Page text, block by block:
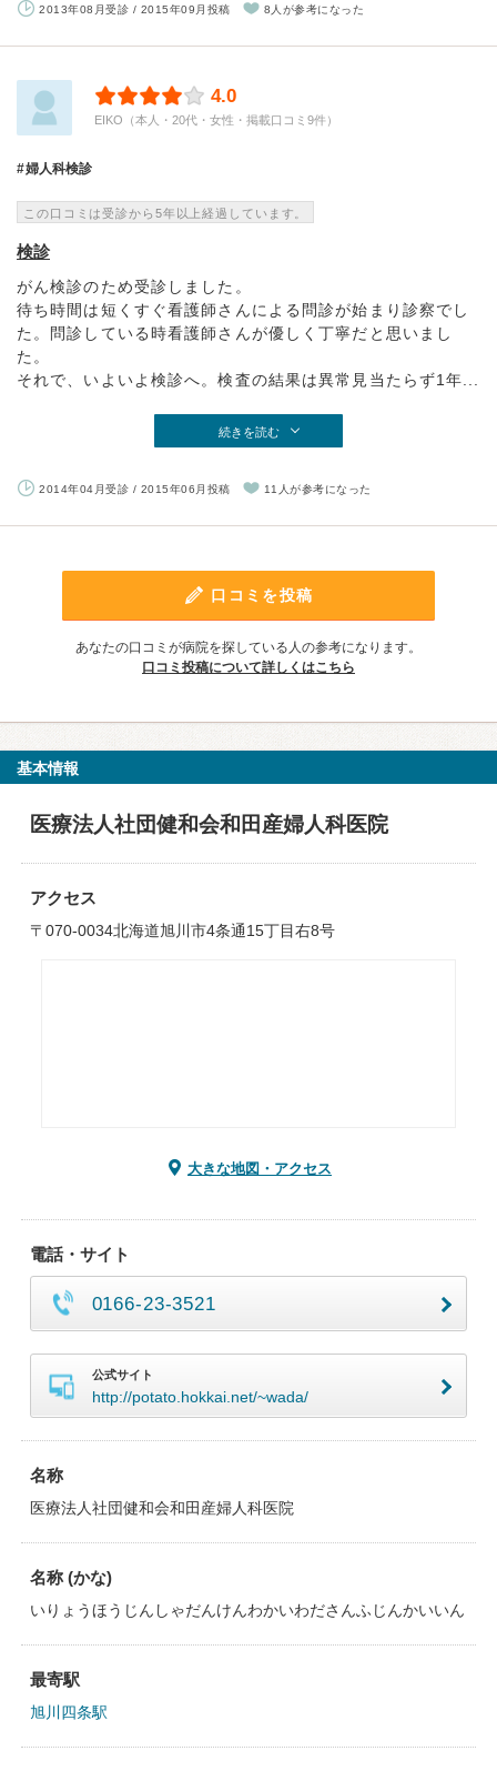
2013年08月受診 / 2015年09月投稿 8人が参考になった
4.0
EIKO（本人・20代・女性・掲載口コミ9件）
婦人科検診
この口コミは受診から5年以上経過しています。
検診
がん検診のため受診しました。
待ち時間は短くすぐ看護師さんによる問診が始まり診察でし
た。問診している時看護師さんが優しく丁寧だと思いまし
た。
それで、いよいよ検診へ。検査の結果は異常見当たらず1年...
続きを読む
2014年04月受診 / 2015年06月投稿 11人が参考になった
口コミを投稿
あなたの口コミが病院を探している人の参考になります。
口コミ投稿について詳しくはこちら
基本情報
医療法人社団健和会和田産婦人科医院
アクセス
〒070-0034北海道旭川市4条通15丁目右8号
大きな地図・アクセス
電話・サイト
0166-23-3521
公式サイト
http://potato.hokkai.net/~wada/
名称
医療法人社団健和会和田産婦人科医院
名称 (かな)
いりょうほうじんしゃだんけんわかいわださんふじんかいいん
最寄駅
旭川四条駅